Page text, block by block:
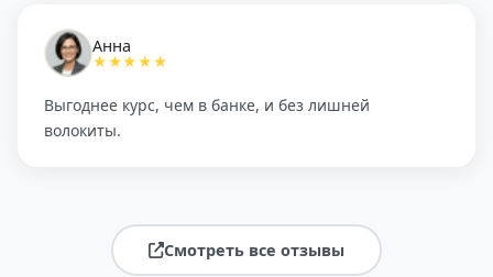
Анна
★★★★★
Выгоднее курс, чем в банке, и без лишней
волокиты.
Смотреть все отзывы